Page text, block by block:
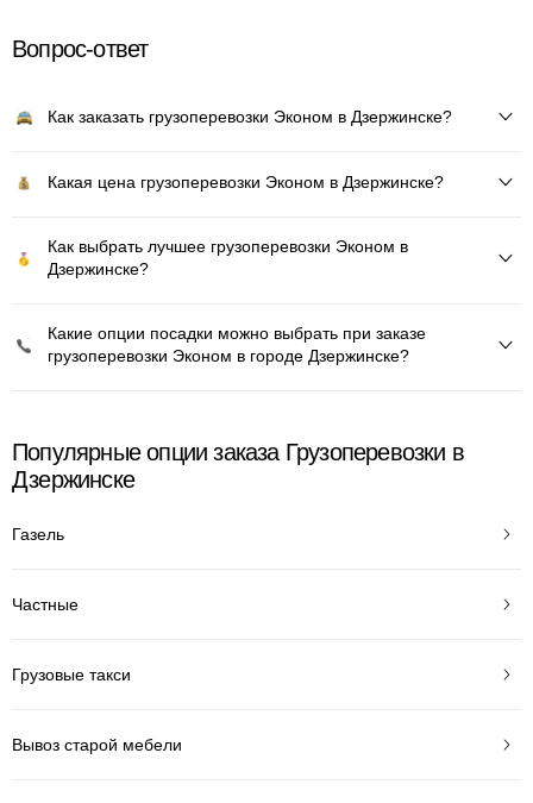
Вопрос-ответ
Как заказать грузоперевозки Эконом в Дзержинске?
Какая цена грузоперевозки Эконом в Дзержинске?
Как выбрать лучшее грузоперевозки Эконом в
Дзержинске?
Какие опции посадки можно выбрать при заказе
грузоперевозки Эконом в городе Дзержинске?
Популярные опции заказа Грузоперевозки в
Дзержинске
Газель
Частные
Грузовые такси
Вывоз старой мебели